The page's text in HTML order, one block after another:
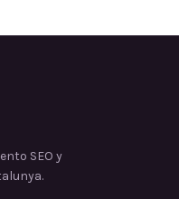
SEO y